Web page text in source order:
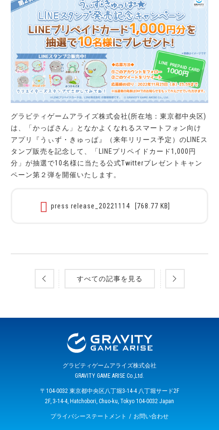
グラビティゲームアライズ株式会社(所在地：東京都中央区)
は、「かっぱさん」となかよくなれるスマートフォン向け
アプリ『うぃず・きゅっぱ』（来年リリース予定）のLINEス
タンプ販売を記念して、「LINEプリペイドカード1,000円
分」が抽選で10名様に当たる公式Twitterプレゼントキャン
ペーン第２弾を開催いたします。
press release_20221114 [768.77 KB]
すべての記事を見る
グラビティゲームアライズ株式会社
GRAVITY GAME ARISE Co.,Ltd.
〒104-0032 東京都中央区八丁堀3-14-4 八丁堀サード2F
2F, 3-14-4, Hatchobori, Chuo-ku, Tokyo 104-0032 Japan
プライバシーステートメント お問い合わせ